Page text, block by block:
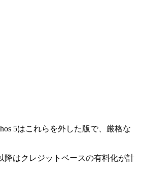
5はこれらを外した版で、厳格な
降はクレジットベースの有料化が計